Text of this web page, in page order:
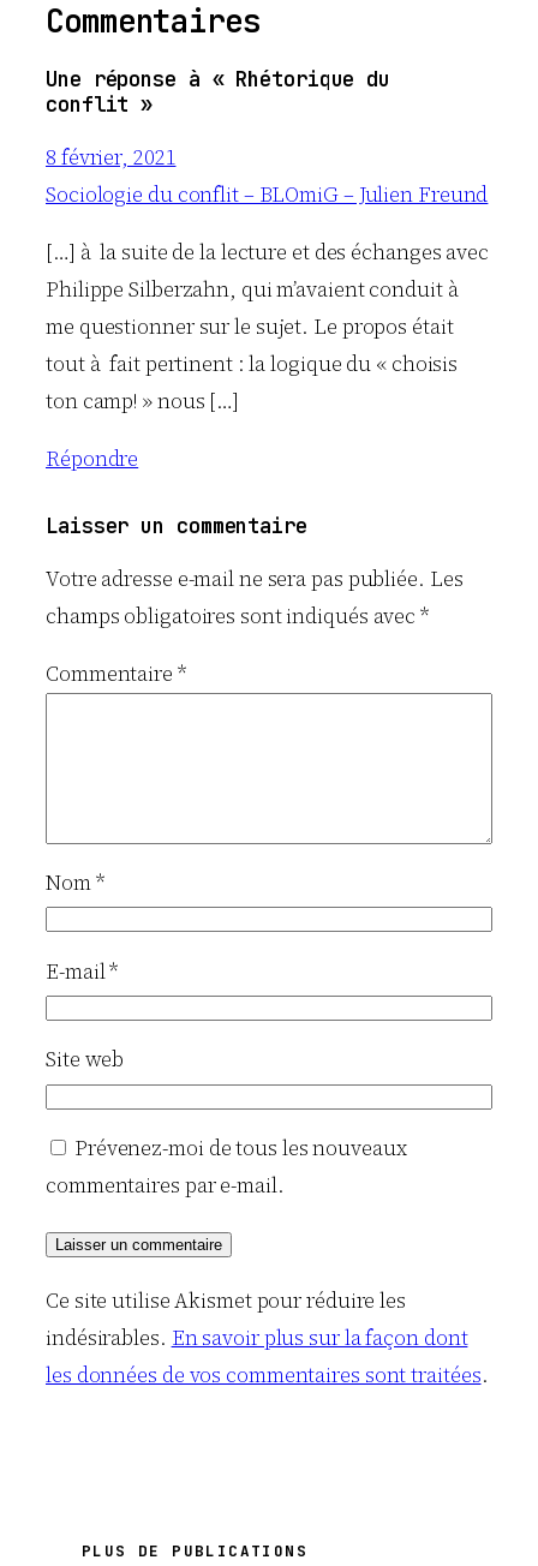
Commentaires
Une réponse à « Rhétorique du
conflit »
8 février, 2021
Sociologie du conflit – BLOmiG – Julien Freund
[…] à la suite de la lecture et des échanges avec
Philippe Silberzahn, qui m’avaient conduit à
me questionner sur le sujet. Le propos était
tout à fait pertinent : la logique du « choisis
ton camp! » nous […]
Répondre
Laisser un commentaire
Votre adresse e-mail ne sera pas publiée. Les
champs obligatoires sont indiqués avec*
Commentaire *
Nom*
E-mail*
Site web
Prévenez-moi de tous les nouveaux
commentaires par e-mail.
Ce site utilise Akismet pour réduire les
indésirables. En savoir plus sur la façon dont
les données de vos commentaires sont traitées.
PLUS DE PUBLICATIONS